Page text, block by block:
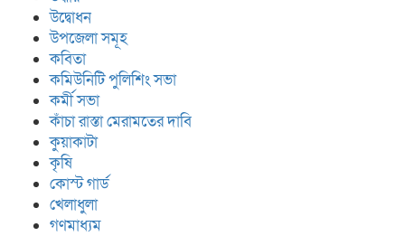
উদ্বোধন
উপজেলা সমূহ
কবিতা
কমিউনিটি পুলিশিং সভা
কর্মী সভা
কাঁচা রাস্তা মেরামতের দাবি
কুয়াকাটা
কৃষি
কোস্ট গার্ড
খেলাধুলা
গণমাধ্যম